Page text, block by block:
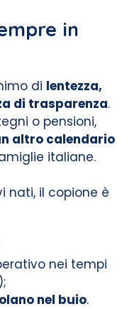
in
di lentezza,
di trasparenza.
o pensioni,
altro calendario
italiane.
nati, il copione è
nei tempi
nel buio.